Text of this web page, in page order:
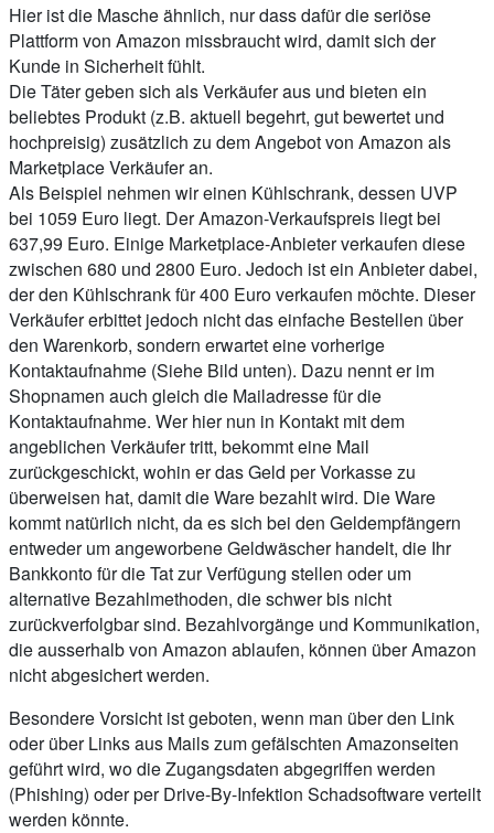
Hier ist die Masche ähnlich, nur dass dafür die seriöse
Plattform von Amazon missbraucht wird, damit sich der
Kunde in Sicherheit fühlt.
Die Täter geben sich als Verkäufer aus und bieten ein
beliebtes Produkt (z.B. aktuell begehrt, gut bewertet und
hochpreisig) zusätzlich zu dem Angebot von Amazon als
Marketplace Verkäufer an.
Als Beispiel nehmen wir einen Kühlschrank, dessen UVP
bei 1059 Euro liegt. Der Amazon-Verkaufspreis liegt bei
637,99 Euro. Einige Marketplace-Anbieter verkaufen diese
zwischen 680 und 2800 Euro. Jedoch ist ein Anbieter dabei,
der den Kühlschrank für 400 Euro verkaufen möchte. Dieser
Verkäufer erbittet jedoch nicht das einfache Bestellen über
den Warenkorb, sondern erwartet eine vorherige
Kontaktaufnahme (Siehe Bild unten). Dazu nennt er im
Shopnamen auch gleich die Mailadresse für die
Kontaktaufnahme. Wer hier nun in Kontakt mit dem
angeblichen Verkäufer tritt, bekommt eine Mail
zurückgeschickt, wohin er das Geld per Vorkasse zu
überweisen hat, damit die Ware bezahlt wird. Die Ware
kommt natürlich nicht, da es sich bei den Geldempfängern
entweder um angeworbene Geldwäscher handelt, die Ihr
Bankkonto für die Tat zur Verfügung stellen oder um
alternative Bezahlmethoden, die schwer bis nicht
zurückverfolgbar sind. Bezahlvorgänge und Kommunikation,
die ausserhalb von Amazon ablaufen, können über Amazon
nicht abgesichert werden.
Besondere Vorsicht ist geboten, wenn man über den Link
oder über Links aus Mails zum gefälschten Amazonseiten
geführt wird, wo die Zugangsdaten abgegriffen werden
(Phishing) oder per Drive-By-Infektion Schadsoftware verteilt
werden könnte.